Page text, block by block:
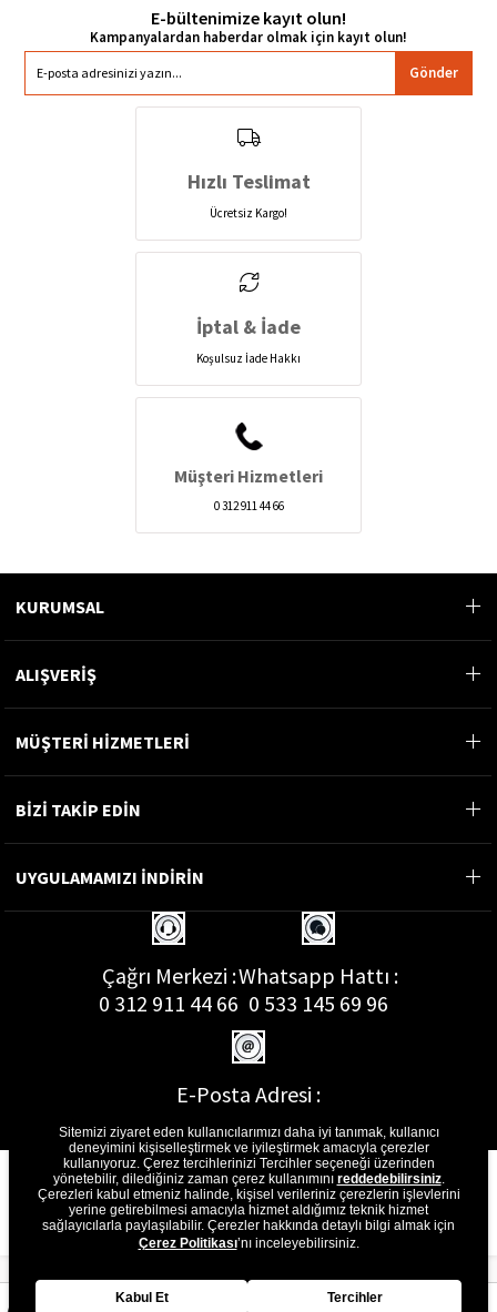
erkek ayakkabısı alternatiflerini bir araya getirir.
E-bültenimize kayıt olun!
Hızlı Teslimat
İptal & İade
Koşulsuz İade Hakkı
Müşteri Hizmetleri
UYGULAMAMIZI İNDİRİN
Çağrı Merkezi :
0 312 911 44 66
Whatsapp Hattı :
0 533 145 69 96
E-Posta Adresi :
musterihizmetleri@gon.com.tr
Sitemizi ziyaret eden kullanıcılarımızı daha iyi tanımak, kullanıcı
deneyimini kişiselleştirmek ve iyileştirmek amacıyla çerezler
kullanıyoruz. Çerez tercihlerinizi Tercihler seçeneği üzerinden
yönetebilir, dilediğiniz zaman çerez kullanımını reddedebilirsiniz.
Çerezleri kabul etmeniz halinde, kişisel verileriniz çerezlerin işlevlerini
yerine getirebilmesi amacıyla hizmet aldığımız teknik hizmet
sağlayıcılarla paylaşılabilir. Çerezler hakkında detaylı bilgi almak için
Çerez Politikası’nı inceleyebilirsiniz.
Kabul Et Tercihler